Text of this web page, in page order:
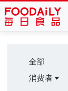
全部
消费者